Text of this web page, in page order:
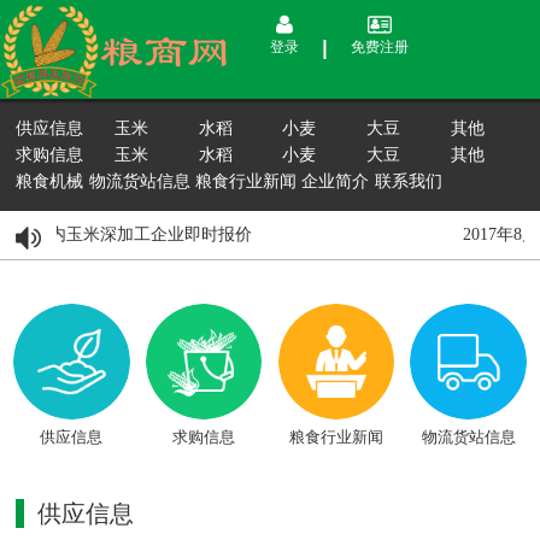
登录 免费注册
供应信息 玉米 水稻 小麦 大豆
其他
求购信息
玉米 水稻 小麦 大豆
其他
粮食机械 物流货站信息 粮食行业新闻 企业简介 联系我们
日国内玉米深加工企业即时报价 2017年8
供应信息 求购信息 粮食行业新闻 物流货站信息
供应信息